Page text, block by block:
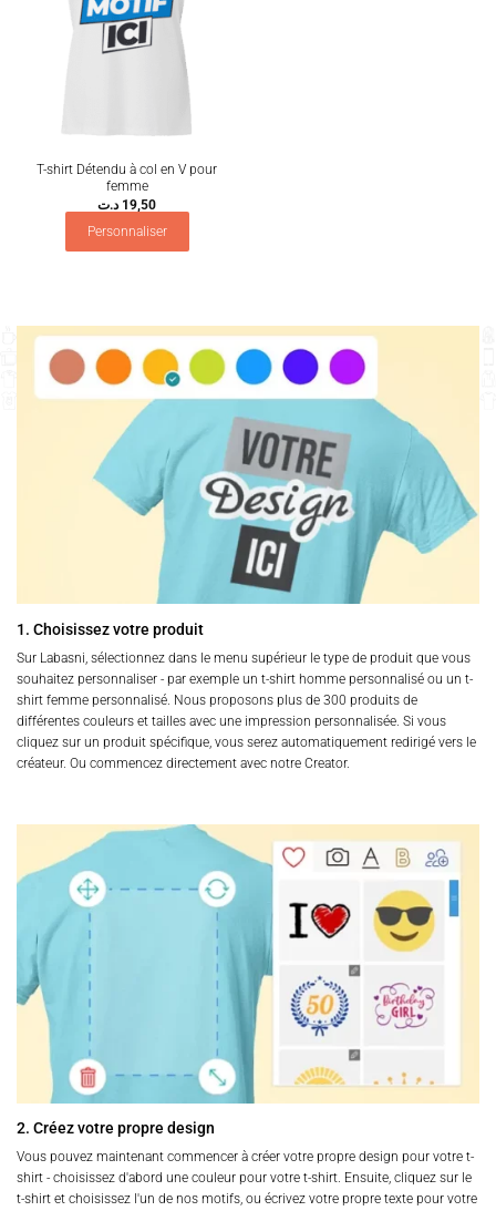
T-shirt Détendu à col en V pour
femme
19,50 د.ت
Personnaliser
1. Choisissez votre produit
Sur Labasni, sélectionnez dans le menu supérieur le type de produit que vous
souhaitez personnaliser - par exemple un t-shirt homme personnalisé ou un t-
shirt femme personnalisé. Nous proposons plus de 300 produits de
différentes couleurs et tailles avec une impression personnalisée. Si vous
cliquez sur un produit spécifique, vous serez automatiquement redirigé vers le
créateur. Ou commencez directement avec notre Creator.
2. Créez votre propre design
Vous pouvez maintenant commencer à créer votre propre design pour votre t-
shirt - choisissez d'abord une couleur pour votre t-shirt. Ensuite, cliquez sur le
t-shirt et choisissez l'un de nos motifs, ou écrivez votre propre texte pour votre